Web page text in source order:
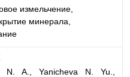
измельчение,
минерала,
A., Yanicheva N. Yu.,